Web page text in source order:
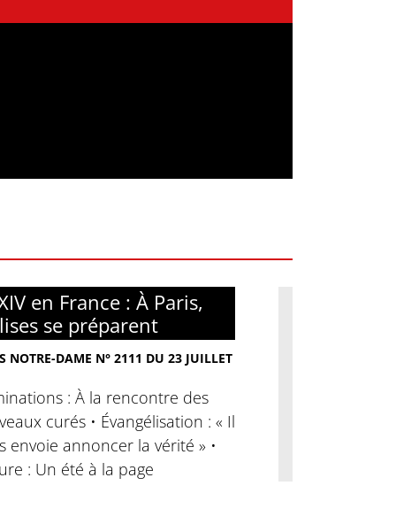
en France : À Paris,
se préparent
NOTRE-DAME N° 2111 DU 23 JUILLET
: À la rencontre des
curés • Évangélisation : « Il
envoie annoncer la vérité » •
: Un été à la page